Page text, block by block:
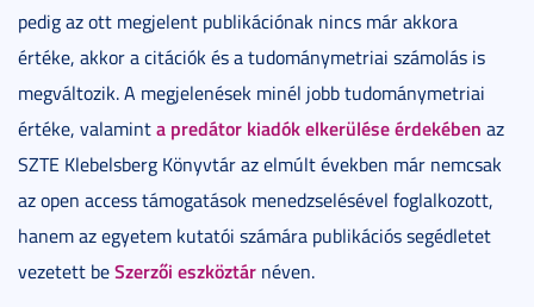
pedig az ott megjelent publikációnak nincs már akkora
értéke, akkor a citációk és a tudománymetriai számolás is
megváltozik. A megjelenések minél jobb tudománymetriai
értéke, valaminta predátor kiadók elkerülése érdekében az
SZTE Klebelsberg Könyvtár az elmúlt években már nemcsak
az open access támogatások menedzselésével foglalkozott,
hanem az egyetem kutatói számára publikációs segédletet
vezetett beSzerzői eszköztár néven.